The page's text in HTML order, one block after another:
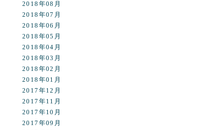
2018年08月
2018年07月
2018年06月
2018年05月
2018年04月
2018年03月
2018年02月
2018年01月
2017年12月
2017年11月
2017年10月
2017年09月